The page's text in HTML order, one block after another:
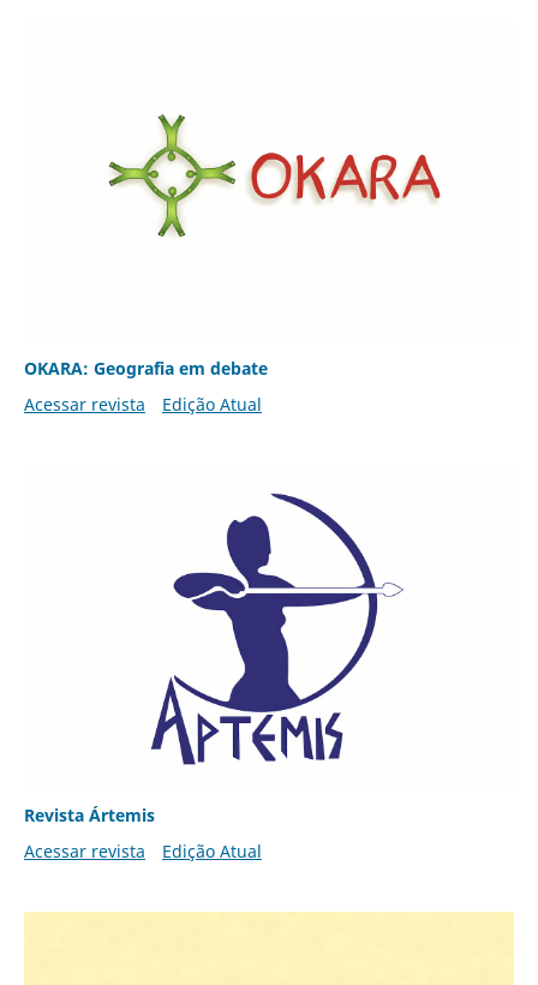
OKARA: Geografia em debate
Acessar revista
Edição Atual
Revista Ártemis
Acessar revista
Edição Atual